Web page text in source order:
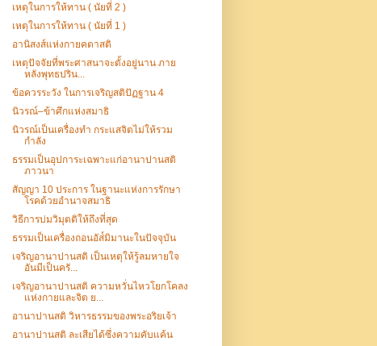
เหตุในการให้ทาน ( นัยที่ 2 )
เหตุในการให้ทาน ( นัยที่ 1 )
อานิสงส์แห่งกายคตาสติ
เหตุปัจจัยที่พระศาสนาจะตั้งอยู่นาน ภาย
หลังพุทธปริน...
ข้อควรระวัง ในการเจริญสติปัฏฐาน 4
นิวรณ์–ข้าศึกแห่งสมาธิ
นิวรณ์เป็นเครื่องทำ กระแสจิตไม่ให้รวม
กำลัง
ธรรมเป็นอุปการะเฉพาะแก่อานาปานสติ
ภาวนา
สัญญา 10 ประการ ในฐานะแห่งการรักษา
โรคด้วยอำนาจสมาธิ
วิธีการบ่มวิมุตติให้ถึงที่สุด
ธรรมเป็นเครื่องถอนอัส๎มิมานะในปัจจุบัน
เจริญอานาปานสติ เป็นเหตุให้รู้ลมหายใจ
อันมีเป็นครั...
เจริญอานาปานสติ ความหวั่นไหวโยกโคลง
แห่งกายและจิต ย...
อานาปานสติ วิหารธรรมของพระอริยเจ้า
อานาปานสติ ละเสียได้ซึ่งความคับแค้น